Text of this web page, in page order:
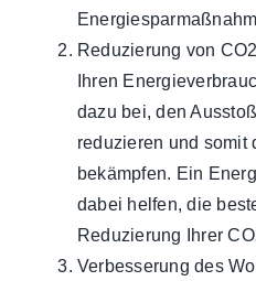
Reduzierung von
Ihren
dazu bei, den
reduzieren und somit
bekämpfen. Ein
dabei helfen, die
Reduzierung Ihrer
Verbesserung des